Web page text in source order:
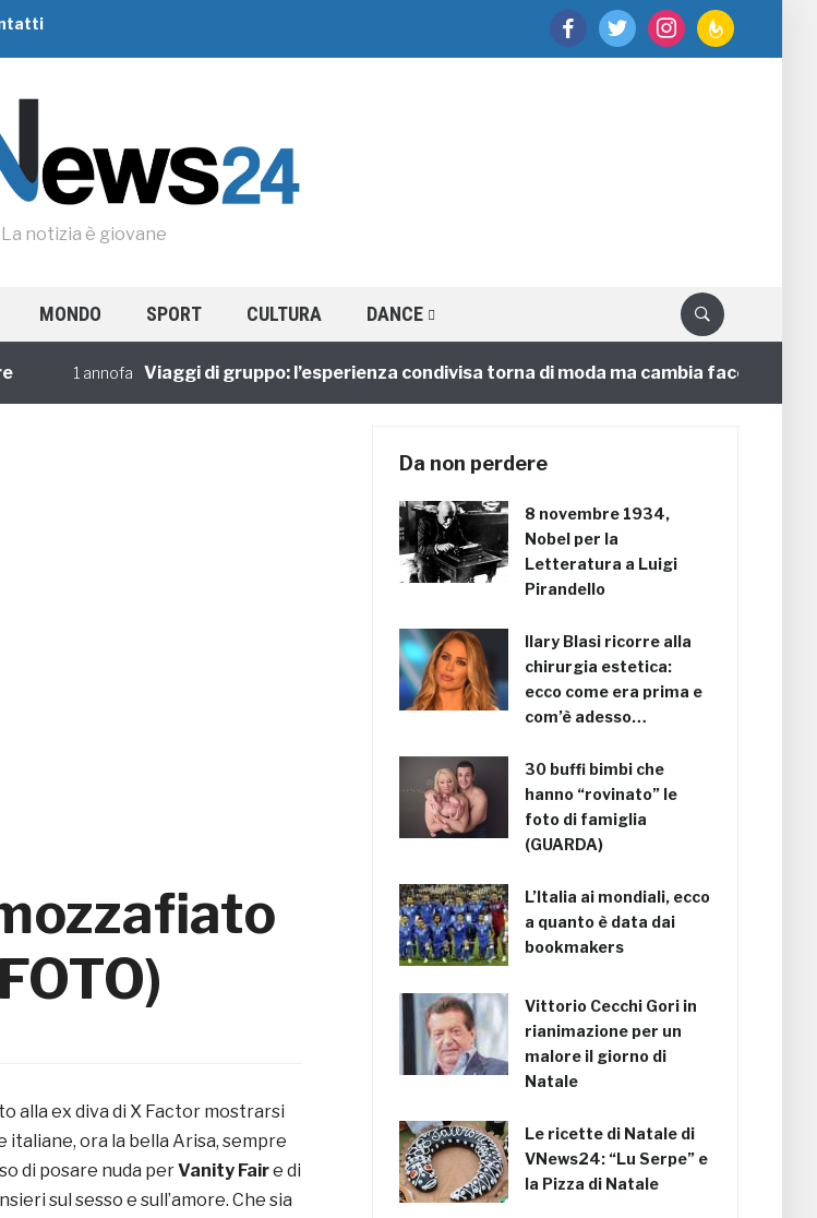
facebooktwitter instagramfeedburner
La notizia è giovane
MONDO SPORT CULTURA DANCE
1 annofa Viaggi di gruppo: l’esperienza condivisa torna di moda ma cambia faccia
alla ex diva di X Factor mostrarsi
italiane, ora la bella Arisa, sempre
di posare nuda perVanity Faire di
sul sesso e sull’amore. Che sia
Da non perdere
8 novembre 1934,
Nobel per la
Letteratura a Luigi
Pirandello
Ilary Blasi ricorre alla
chirurgia estetica:
ecco come era prima e
com’è adesso…
30 buffi bimbi che
hanno “rovinato” le
foto di famiglia
(GUARDA)
L’Italia ai mondiali, ecco
a quanto è data dai
bookmakers
Vittorio Cecchi Gori in
rianimazione per un
malore il giorno di
Natale
Le ricette di Natale di
VNews24: “Lu Serpe” e
la Pizza di Natale